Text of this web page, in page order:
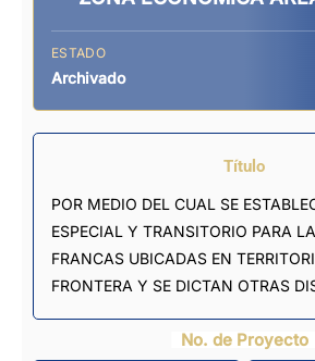
ESTADO
Archivado
Título
POR MEDIO DEL CUAL SE
ESPECIAL Y TRANSITORIO PARA
FRANCAS UBICADAS EN
FRONTERA Y SE DICTAN OTRAS
No. de Proyecto